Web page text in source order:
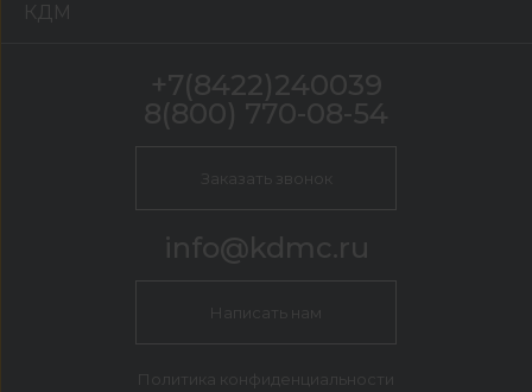
КДМ
+7(8422)240039
8(800) 770-08-54
Заказать звонок
info@kdmc.ru
Написать нам
Политика конфиденциальности